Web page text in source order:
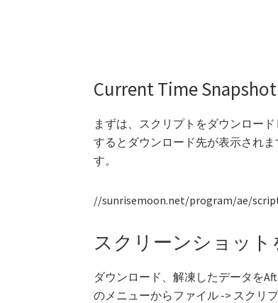
Current Time
まずは、スクリプトをダウンロー
するとダウンロード先が表示され
す。
//sunrisemoon.net/program/ae/
スクリーンショット
ダウンロード、解凍したデータを
のメニューからファイル -> スクリ